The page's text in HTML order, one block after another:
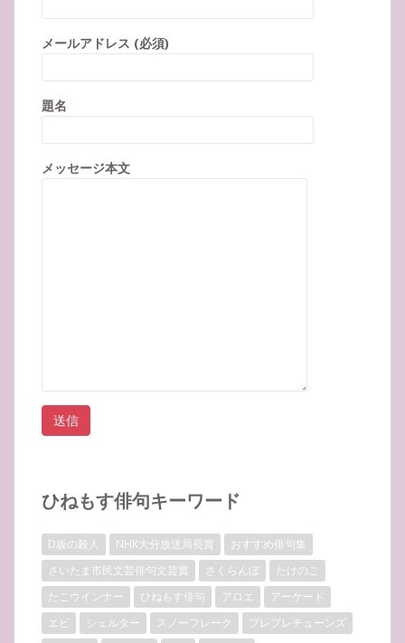
メールアドレス (必須)
題名
メッセージ本文
ひねもす俳句キーワード
D坂の殺人 NHK大分放送局長賞
おすすめ俳句集
さいたま市民文芸俳句文芸賞
さくらんぼ
たけのこ
たこウインナー
ひねもす俳句 アロエ
アーケード
エビ
シェルター スノーフレーク
プレプレチューンズ